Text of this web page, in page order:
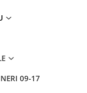
09-17